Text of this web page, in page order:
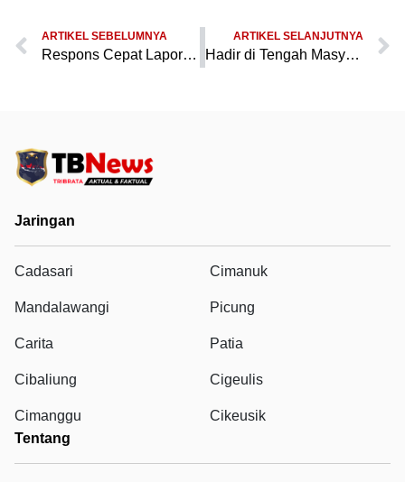
ARTIKEL SEBELUMNYA
Respons Cepat Laporan Call Center 110, Polres Pandeglang Gelar Patroli Malam Antisipasi Balap Liar
ARTIKEL SELANJUTNYA
Hadir di Tengah Masyarakat, Polres Pandeglang Gelar Patroli Malam KRYD Sambangi Kafe dan Lokasi Keramaian
Jaringan
Cadasari Cimanuk
Mandalawangi Picung
Carita Patia
Cibaliung Cigeulis
Cimanggu
Cikeusik
Tentang